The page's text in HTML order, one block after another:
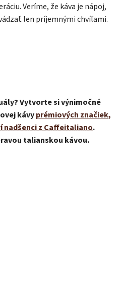
Veríme, že káva je nápoj,
len príjemnými chvíľami.
Vytvorte si výnimočné
kávyprémiových značiek,
nadšenci z Caffeitaliano.
talianskou kávou.